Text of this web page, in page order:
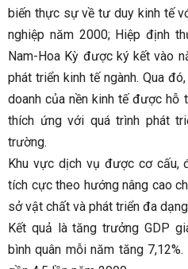
biến thực sự về tư duy kinh tế
nghiệp năm 2000; Hiệp định
Nam-Hoa Kỳ được ký kết vào
phát triển kinh tế ngành. Qua
doanh của nền kinh tế được hỗ
thích ứng với quá trình phát
trường.
Khu vực dịch vụ được cơ cấu,
tích cực theo hướng nâng cao
sở vật chất và phát triển đa
Kết quả là tăng trưởng GDP
bình quân mỗi năm tăng